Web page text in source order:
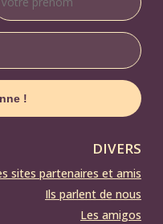
DIVERS
sites partenaires et amis
Ils parlent de nous
Les amigos